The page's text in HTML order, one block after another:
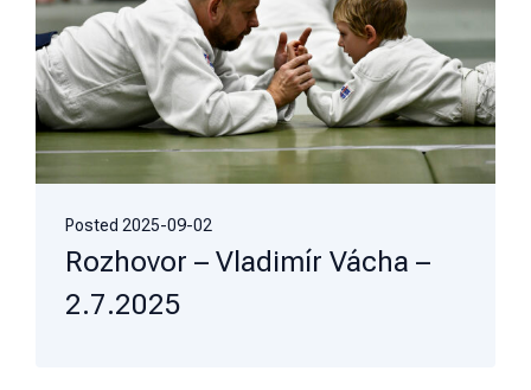
Posted 2025-09-02
Rozhovor – Vladimír Vácha –
2.7.2025